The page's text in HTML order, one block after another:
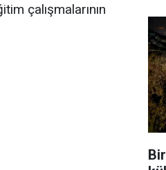
çalışmalarının